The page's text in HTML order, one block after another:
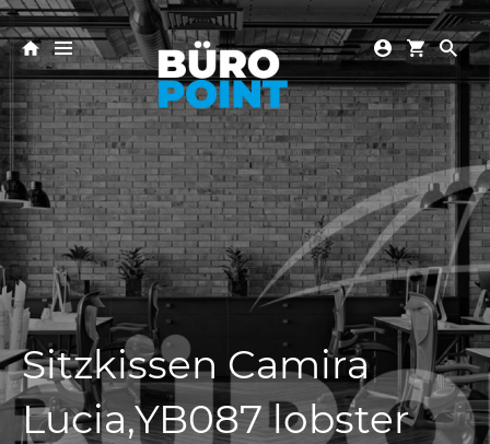
Sitzkissen Camira
Lucia,YB087 lobster